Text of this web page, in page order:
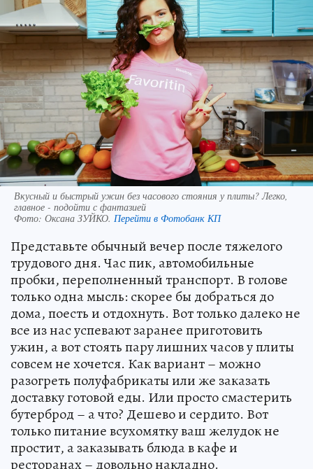
Вкусный и быстрый ужин без часового стояния у плиты? Легко,
главное - подойти с фантазией
Фото: Оксана ЗУЙКО. Перейти в Фотобанк КП
Представьте обычный вечер после тяжелого
трудового дня. Час пик, автомобильные
пробки, переполненный транспорт. В голове
только одна мысль: скорее бы добраться до
дома, поесть и отдохнуть. Вот только далеко не
все из нас успевают заранее приготовить
ужин, а вот стоять пару лишних часов у плиты
совсем не хочется. Как вариант – можно
разогреть полуфабрикаты или же заказать
доставку готовой еды. Или просто смастерить
бутерброд – а что? Дешево и сердито. Вот
только питание всухомятку ваш желудок не
простит, а заказывать блюда в кафе и
ресторанах – довольно накладно.